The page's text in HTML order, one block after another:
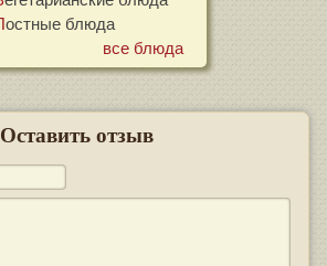
Постные блюда
все блюда
Оставить отзыв